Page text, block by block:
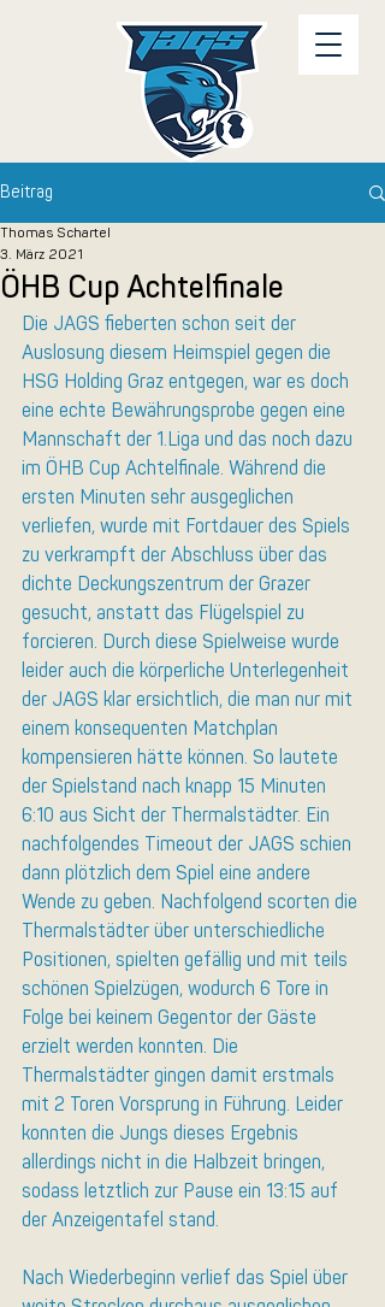
Beitrag
ÖHB Cup Achtelfinale
Thomas Schartel
3. März 2021
Die JAGS fieberten schon seit der
Auslosung diesem Heimspiel gegen die
HSG Holding Graz entgegen, war es doch
eine echte Bewährungsprobe gegen eine
Mannschaft der 1.Liga und das noch dazu
im ÖHB Cup Achtelfinale. Während die
ersten Minuten sehr ausgeglichen
verliefen, wurde mit Fortdauer des Spiels
zu verkrampft der Abschluss über das
dichte Deckungszentrum der Grazer
gesucht, anstatt das Flügelspiel zu
forcieren. Durch diese Spielweise wurde
leider auch die körperliche Unterlegenheit
der JAGS klar ersichtlich, die man nur mit
einem konsequenten Matchplan
kompensieren hätte können. So lautete
der Spielstand nach knapp 15 Minuten
6:10 aus Sicht der Thermalstädter. Ein
nachfolgendes Timeout der JAGS schien
dann plötzlich dem Spiel eine andere
Wende zu geben. Nachfolgend scorten die
Thermalstädter über unterschiedliche
Positionen, spielten gefällig und mit teils
schönen Spielzügen, wodurch 6 Tore in
Folge bei keinem Gegentor der Gäste
erzielt werden konnten. Die
Thermalstädter gingen damit erstmals
mit 2 Toren Vorsprung in Führung. Leider
konnten die Jungs dieses Ergebnis
allerdings nicht in die Halbzeit bringen,
sodass letztlich zur Pause ein 13:15 auf
der Anzeigentafel stand.
Nach Wiederbeginn verlief das Spiel über